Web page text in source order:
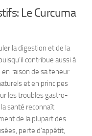
Le Curcuma
la digestion et de la
contribue aussi à
raison de sa teneur
et en principes
les troubles gastro-
santé reconnaît
de la plupart des
perte d’appétit,